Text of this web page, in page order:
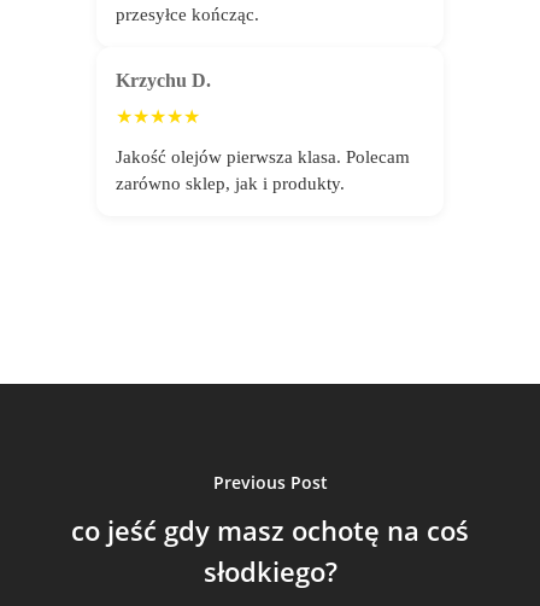
przesyłce kończąc.
Krzychu D.
★★★★★
Jakość olejów pierwsza klasa. Polecam
zarówno sklep, jak i produkty.
Previous Post
co jeść gdy masz ochotę na coś
słodkiego?